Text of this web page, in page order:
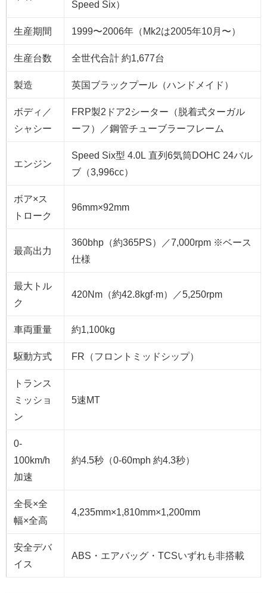
Speed Six）
生産期間 1999〜2006年（Mk2は2005年10月〜）
生産台数 全世代合計 約1,677台
製造 英国ブラックプール（ハンドメイド）
ボディ／
シャシー
FRP製2ドア2シーター（脱着式ターガル
ーフ）／鋼管チューブラーフレーム
エンジン
Speed Six型 4.0L 直列6気筒DOHC 24バル
ブ（3,996cc）
ボア×ス
トローク
96mm×92mm
最高出力
360bhp（約365PS）／7,000rpm ※ベース
仕様
最大トル
ク
420Nm（約42.8kgf·m）／5,250rpm
車両重量 約1,100kg
駆動方式 FR（フロントミッドシップ）
トランス
ミッショ
ン
5速MT
0-
100km/h
加速
約4.5秒（0-60mph 約4.3秒）
全長×全
幅×全高
4,235mm×1,810mm×1,200mm
安全デバ
イス
ABS・エアバッグ・TCSいずれも非搭載